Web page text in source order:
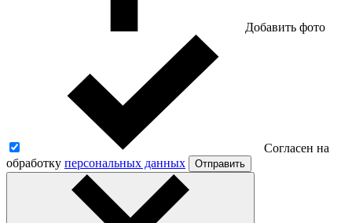
Добавить фото
Согласен на
обработку персональных данных Отправить